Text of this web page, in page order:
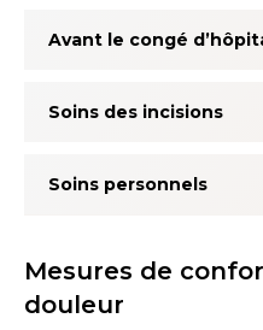
Avant le congé
Soins des incisions
Soins personnels
Mesures de
douleur